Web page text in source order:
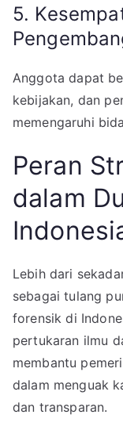
5.
Anggota dapat
kebijakan, dan
memengaruhi
Peran
dalam
Lebih dari
sebagai tulang
forensik di
pertukaran ilmu
membantu
dalam menguak
dan transparan.